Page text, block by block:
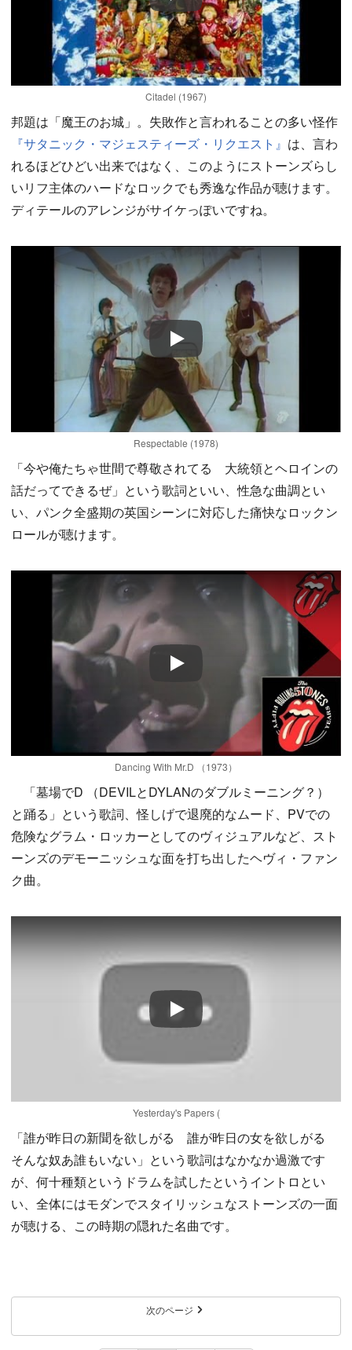
Citadel (1967)
邦題は「魔王のお城」。失敗作と言われることの多い怪作
『サタニック・マジェスティーズ・リクエスト』 は、言わ
れるほどひどい出来ではなく、このようにストーンズらし
いリフ主体のハードなロックでも秀逸な作品が聴けます。
ディテールのアレンジがサイケっぽいですね。
Play
Respectable (1978)
「今や俺たちゃ世間で尊敬されてる 大統領とヘロインの
話だってできるぜ」という歌詞といい、性急な曲調とい
い、パンク全盛期の英国シーンに対応した痛快なロックン
ロールが聴けます。
Play
Dancing With Mr.D （1973）
「墓場でD （DEVILとDYLANのダブルミーニング？）
と踊る」という歌詞、怪しげで退廃的なムード、PVでの
危険なグラム・ロッカーとしてのヴィジュアルなど、スト
ーンズのデモーニッシュな面を打ち出したヘヴィ・ファン
ク曲。
Play
Yesterday's Papers (
「誰が昨日の新聞を欲しがる 誰が昨日の女を欲しがる
そんな奴あ誰もいない」という歌詞はなかなか過激です
が、何十種類というドラムを試したというイントロとい
い、全体にはモダンでスタイリッシュなストーンズの一面
が聴ける、この時期の隠れた名曲です。
次のページ